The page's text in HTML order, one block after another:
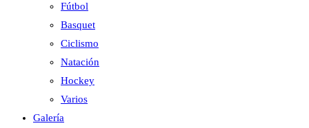
Fútbol
Basquet
Ciclismo
Natación
Hockey
Varios
Galería